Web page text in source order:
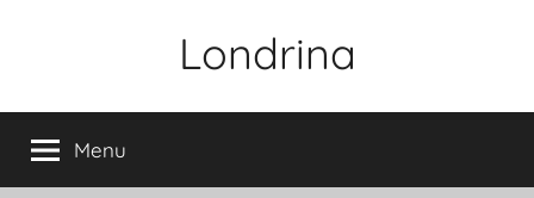
conteúdo
Londrina
Menu